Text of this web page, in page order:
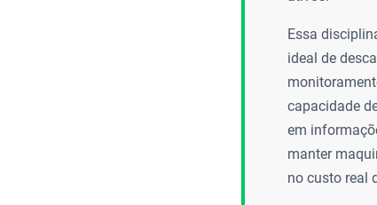
Essa
ideal de
capacidade
em
manter
no custo real